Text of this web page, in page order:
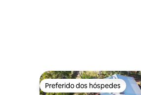
Preferido dos hóspedes
Preferido dos hóspedes